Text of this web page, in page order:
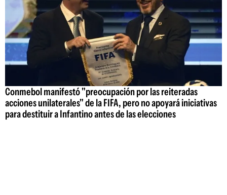
Conmebol manifestó "preocupación por las reiteradas
acciones unilaterales" de la FIFA, pero no apoyará iniciativas
para destituir a Infantino antes de las elecciones